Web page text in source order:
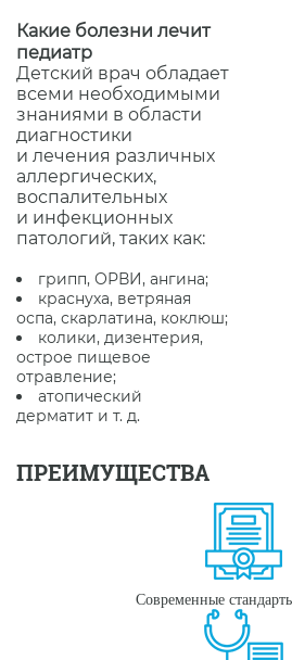
Какие болезни лечит
педиатр
Детский врач обладает
всеми необходимыми
знаниями в области
диагностики
и лечения различных
аллергических,
воспалительных
и инфекционных
патологий, таких как:
грипп, ОРВИ, ангина;
краснуха, ветряная
оспа, скарлатина, коклюш;
колики, дизентерия,
острое пищевое
отравление;
атопический
дерматит и т. д.
ПРЕИМУЩЕСТВА
Современные